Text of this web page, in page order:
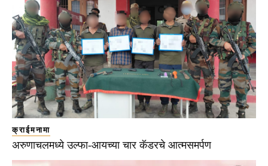
क्राईमनामा
अरुणाचलमध्ये उल्फा-आयच्या चार कॅडरचे आत्मसमर्पण